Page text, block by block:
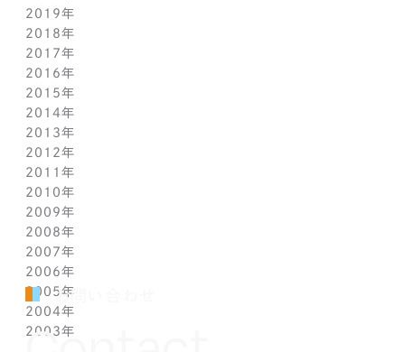
1月(1)
7月(1)
6月(1)
5月(1)
4月(1)
3月(1)
2月(1)
1月(2)
7月(1)
6月(1)
5月(1)
4月(1)
3月(1)
2月(1)
1月(2)
8月(1)
7月(1)
6月(1)
5月(1)
4月(1)
3月(1)
2月(1)
1月(2)
9月(1)
8月(1)
7月(1)
6月(1)
5月(1)
4月(1)
3月(2)
1月(2)
10月(1)
9月(1)
8月(1)
7月(1)
6月(1)
5月(1)
4月(1)
3月(1)
2月(1)
1月(2)
11月(2)
9月(2)
7月(1)
6月(2)
5月(2)
4月(3)
3月(2)
2月(1)
2019年
12月(2)
10月(1)
9月(2)
7月(1)
6月(2)
4月(1)
3月(1)
2月(1)
1月(1)
2018年
12月(1)
11月(1)
10月(1)
9月(2)
8月(1)
7月(1)
5月(1)
4月(1)
3月(1)
2月(1)
1月(1)
2017年
12月(1)
11月(1)
10月(1)
9月(1)
8月(1)
7月(1)
6月(1)
5月(1)
4月(1)
3月(1)
2月(1)
1月(1)
2016年
12月(1)
11月(1)
10月(1)
9月(1)
8月(1)
7月(1)
6月(1)
5月(1)
4月(1)
3月(1)
2月(1)
1月(1)
2015年
12月(1)
11月(1)
10月(1)
9月(1)
8月(1)
7月(1)
6月(1)
5月(1)
4月(1)
3月(1)
2月(1)
1月(1)
2014年
12月(1)
11月(1)
10月(1)
9月(1)
8月(1)
7月(1)
6月(1)
5月(1)
4月(1)
3月(1)
2月(1)
2013年
12月(1)
11月(1)
10月(1)
9月(1)
8月(1)
7月(1)
6月(1)
5月(1)
4月(1)
3月(1)
2012年
12月(1)
11月(1)
10月(1)
9月(1)
8月(1)
7月(1)
6月(1)
5月(1)
4月(1)
2011年
12月(1)
11月(1)
10月(1)
9月(1)
8月(1)
7月(1)
6月(1)
5月(1)
2010年
12月(1)
11月(1)
10月(1)
9月(1)
8月(1)
7月(1)
6月(1)
2009年
12月(1)
11月(1)
10月(1)
9月(1)
8月(1)
7月(1)
2008年
12月(1)
11月(1)
10月(1)
9月(1)
8月(1)
2007年
12月(1)
11月(1)
10月(1)
9月(1)
2006年
12月(1)
11月(1)
10月(1)
2005年
12月(1)
11月(1)
2004年
12月(1)
2003年
お問い合わせ